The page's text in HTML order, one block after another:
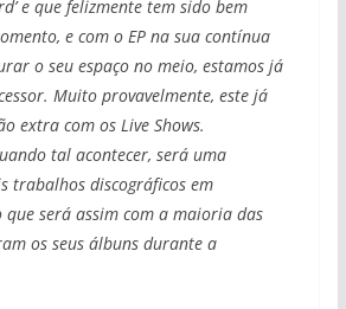
e que felizmente tem sido bem
e com o EP na sua contínua
o seu espaço no meio, estamos já
Muito provavelmente, este já
extra com os Live Shows.
tal acontecer, será uma
trabalhos discográficos em
que será assim com a maioria das
os seus álbuns durante a